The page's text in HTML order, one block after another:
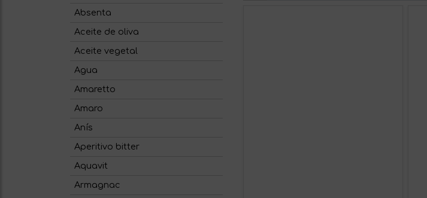
Absenta
Aceite de oliva
Aceite vegetal
Agua
Amaretto
Amaro
Anís
Aperitivo bitter
Aquavit
Armagnac